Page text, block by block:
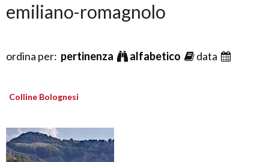
emiliano-romagnolo
ordina per: pertinenza alfabetico data
Colline Bolognesi